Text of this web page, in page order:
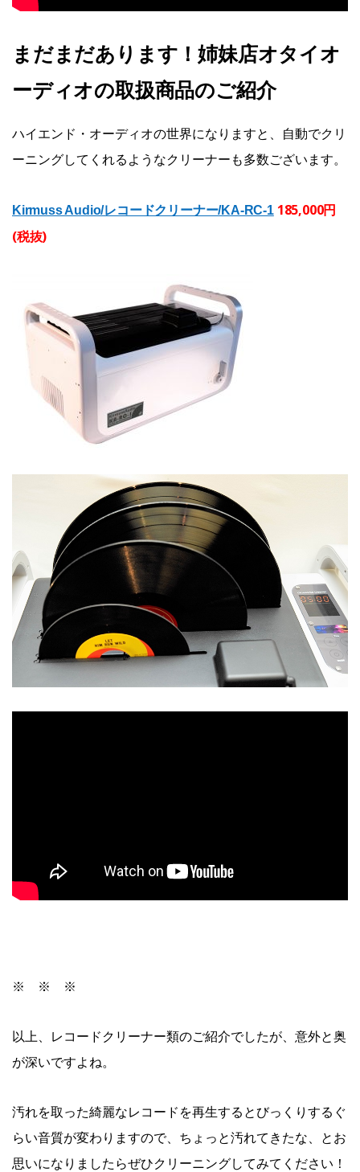
まだまだあります！姉妹店オタイオ
ーディオの取扱商品のご紹介
ハイエンド・オーディオの世界になりますと、自動でクリ
ーニングしてくれるようなクリーナーも多数ございます。
Kirmuss Audio/レコードクリーナー/KA-RC-1 185,000円
(税抜)
※ ※ ※
以上、レコードクリーナー類のご紹介でしたが、意外と奥
が深いですよね。
汚れを取った綺麗なレコードを再生するとびっくりするぐ
らい音質が変わりますので、ちょっと汚れてきたな、とお
思いになりましたらぜひクリーニングしてみてください！